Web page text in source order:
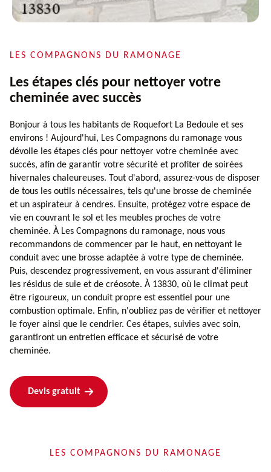
LES COMPAGNONS DU RAMONAGE
Les étapes clés pour nettoyer votre
cheminée avec succès
Bonjour à tous les habitants de Roquefort La Bedoule et ses
environs ! Aujourd'hui, Les Compagnons du ramonage vous
dévoile les étapes clés pour nettoyer votre cheminée avec
succès, afin de garantir votre sécurité et profiter de soirées
hivernales chaleureuses. Tout d'abord, assurez-vous de disposer
de tous les outils nécessaires, tels qu'une brosse de cheminée
et un aspirateur à cendres. Ensuite, protégez votre espace de
vie en couvrant le sol et les meubles proches de votre
cheminée. À Les Compagnons du ramonage, nous vous
recommandons de commencer par le haut, en nettoyant le
conduit avec une brosse adaptée à votre type de cheminée.
Puis, descendez progressivement, en vous assurant d'éliminer
les résidus de suie et de créosote. À 13830, où le climat peut
être rigoureux, un conduit propre est essentiel pour une
combustion optimale. Enfin, n'oubliez pas de vérifier et nettoyer
le foyer ainsi que le cendrier. Ces étapes, suivies avec soin,
garantiront un entretien efficace et sécurisé de votre
cheminée.
Devis gratuit
LES COMPAGNONS DU RAMONAGE